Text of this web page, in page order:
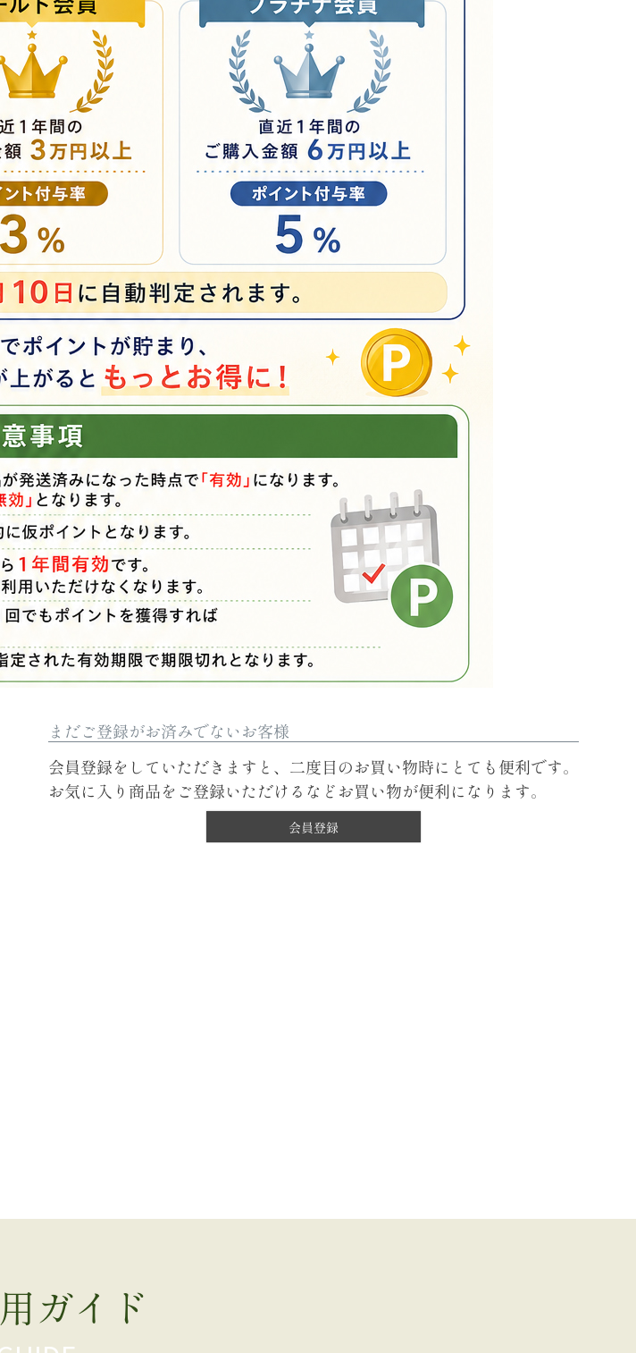
まだご登録がお済みでないお客様
会員登録をしていただきますと、二度目のお買い物時にとても便利です。
お気に入り商品をご登録いただけるなどお買い物が便利になります。
会員登録
ガイド